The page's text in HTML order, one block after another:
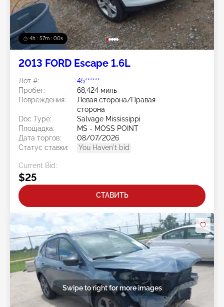
4h : 56m : 57s
2013 FORD Escape 1.6L
Лот #:
45******
Пробег:
68,424 миль
Повреждения:
Левая сторона/Правая
сторона
Doc Type:
Salvage Mississippi
Площадка:
MS - MOSS POINT
Дата торгов:
08/07/2026
Статус ставки:
You Haven't bid
Current Bid:
$25
СТАВИТЬ
Swipe to right for more images